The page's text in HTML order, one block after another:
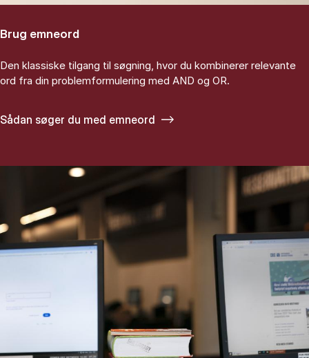
Brug emneord
Den klassiske tilgang til søgning, hvor du kombinerer relevante
ord fra din problemformulering med AND og OR.
Sådan søger du med emneord